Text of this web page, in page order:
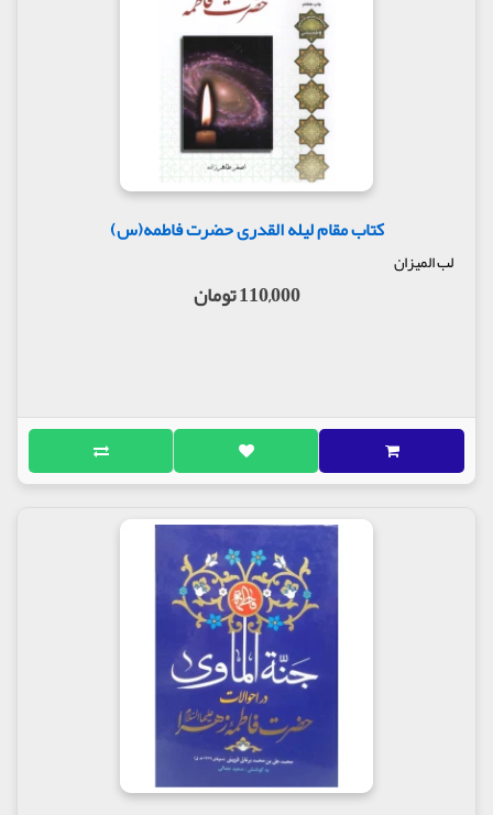
کتاب مقام لیله القدری حضرت فاطمه(س)
لب المیزان
110,000 تومان